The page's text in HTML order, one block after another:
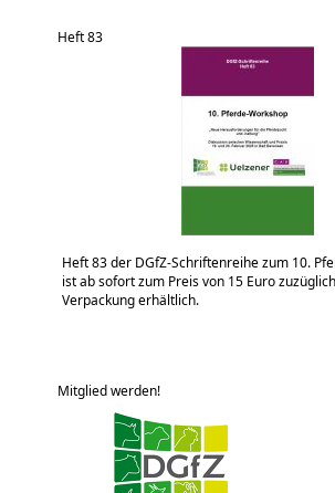
Heft 83
Heft 83 der DGfZ-Schriftenreihe zum 10.
ist ab sofort zum Preis von 15 Euro
Verpackung erhältlich.
Mitglied werden!